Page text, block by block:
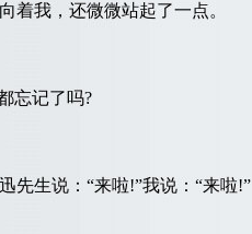
我，还微微站起了一点。
忘记了吗?
生说：“来啦!”我说：“来啦!”